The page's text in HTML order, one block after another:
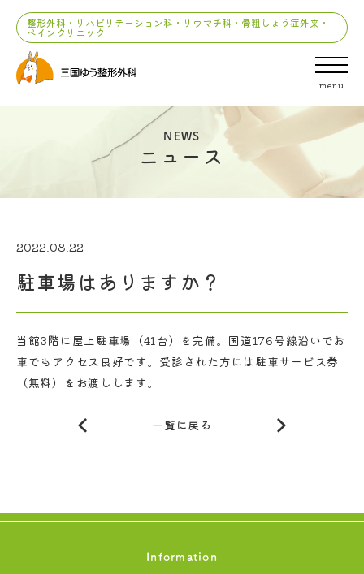
整形外科・リハビリテーション科・リウマチ科・骨粗しょう症外来・
ペインクリニック
menu
NEWS
ニュース
2022.08.22
駐車場はありますか？
当館3階に屋上駐車場（41台）を完備。国道176号線沿いでお
車でもアクセス良好です。受診された方には駐車サービス券
（無料）をお渡しします。
一覧に戻る
Information